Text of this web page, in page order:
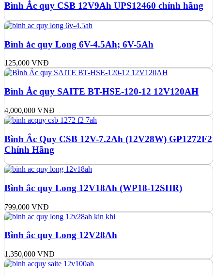
Bình Ắc quy CSB 12V9Ah UPS12460 chính hãng
Bình ắc quy Long 6V-4.5Ah; 6V-5Ah
125,000 VNĐ
Bình Ắc quy SAITE BT-HSE-120-12 12V120AH
4,000,000 VNĐ
Bình Ắc Quy CSB 12V-7.2Ah (12V28W) GP1272F2
Chính Hãng
Bình ắc quy Long 12V18Ah (WP18-12SHR)
799,000 VNĐ
Bình ắc quy Long 12V28Ah
1,350,000 VNĐ